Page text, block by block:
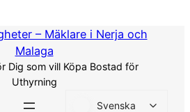
– Mäklare i Nerja och
Malaga
Dig som vill Köpa Bostad för
Uthyrning
Svenska